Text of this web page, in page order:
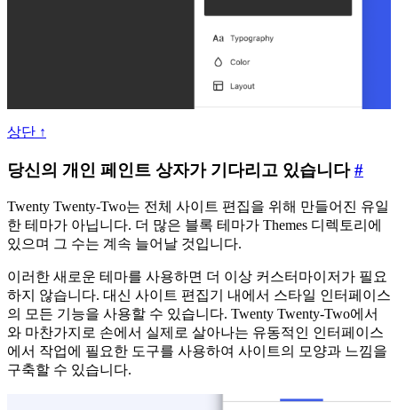
상단 ↑
당신의 개인 페인트 상자가 기다리고 있습니다#개
페
인
상
자
가
기
리
Twenty Twenty-Two는 전체 사이트 편집을 위해 만들어진 유일
한 테마가 아닙니다. 더 많은 블록 테마가 Themes 디렉토리에
있으며 그 수는 계속 늘어날 것입니다.
이러한 새로운 테마를 사용하면 더 이상 커스터마이저가 필요
하지 않습니다. 대신 사이트 편집기 내에서 스타일 인터페이스
의 모든 기능을 사용할 수 있습니다. Twenty Twenty-Two에서
와 마찬가지로 손에서 실제로 살아나는 유동적인 인터페이스
에서 작업에 필요한 도구를 사용하여 사이트의 모양과 느낌을
구축할 수 있습니다.